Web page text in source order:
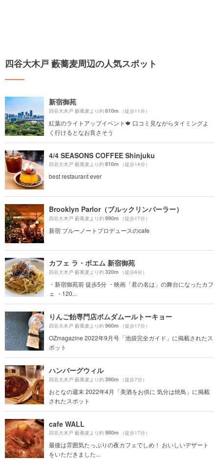
四谷大木戸 藪蕎麦周辺の人気スポット
新宿御苑
四谷大木戸 藪蕎麦より約610m （徒歩11分）
紅葉のライトアップイベント🍁 口コミ見ながらタイミングよ
く行けるとなお良さそう
4/4 SEASONS COFFEE Shinjuku
四谷大木戸 藪蕎麦より約810m （徒歩14分）
best restaurant ever
Brooklyn Parlor（ブルックリンパーラー）
四谷大木戸 藪蕎麦より約990m （徒歩17分）
新宿 ブルーノートプロデュースのcafe
カフェ ラ・ボエム 新宿御苑
四谷大木戸 藪蕎麦より約320m （徒歩6分）
・新宿御苑前 徒歩5分 ・映画「君の名は」の舞台になったカフ
ェ ・120...
りんご飴専門店ポムダムールトーキョー
四谷大木戸 藪蕎麦より約960m （徒歩17分）
OZmagazine 2022年9月号「池袋完全ガイド」に掲載されたス
ポット
ハンバーグウィル
四谷大木戸 藪蕎麦より約390m （徒歩7分）
おとなの週末 2022年4月「美酒をお供に 気分は焼鳥」に掲載
されたスポット
cafe WALL
四谷大木戸 藪蕎麦より約980m （徒歩17分）
最後は雰囲気たっぷりの夜カフェでしめ！ おいしいデザート
をいただきました...